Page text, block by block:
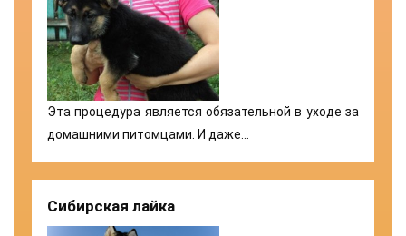
Эта процедура является обязательной в уходе за
домашними питомцами. И даже…
Сибирская лайка